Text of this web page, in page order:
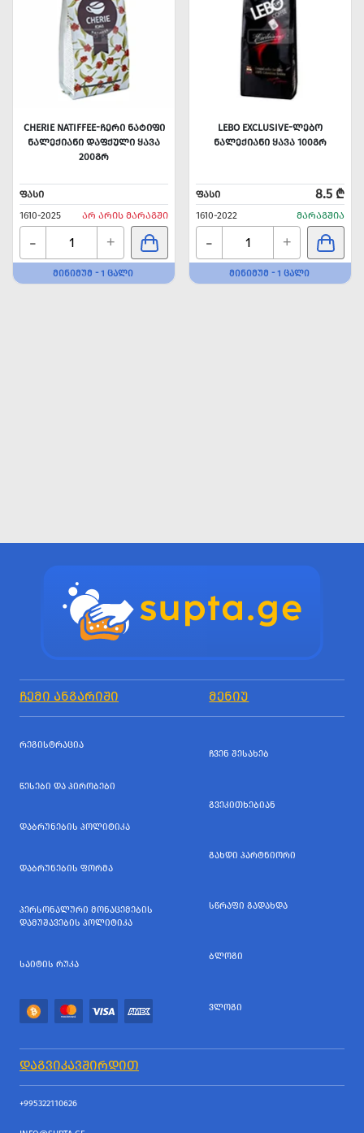
CHERIE NATIFFEE-ᲩᲔᲠᲘ ᲜᲐᲢᲘᲤᲘ
ᲜᲐᲚᲔᲥᲘᲐᲜᲘ ᲓᲐᲤᲥᲣᲚᲘ ᲧᲐᲕᲐ
200ᲒᲠ
ᲤᲐᲡᲘ
1610-2025
ᲐᲠ ᲐᲠᲘᲡ ᲛᲐᲠᲐᲒᲨᲘ
- +
ᲛᲘᲜᲘᲛᲣᲛ - 1 ᲪᲐᲚᲘ
LEBO EXCLUSIVE-ᲚᲔᲑᲝ
ᲜᲐᲚᲔᲥᲘᲐᲜᲘ ᲧᲐᲕᲐ 100ᲒᲠ
ᲤᲐᲡᲘ 8.5 ₾
1610-2022 ᲛᲐᲠᲐᲒᲨᲘᲐ
- +
ᲛᲘᲜᲘᲛᲣᲛ - 1 ᲪᲐᲚᲘ
ᲩᲔᲛᲘ ᲐᲜᲒᲐᲠᲘᲨᲘ ᲛᲔᲜᲘᲣ
ᲠᲔᲒᲘᲡᲢᲠᲐᲪᲘᲐ
ᲬᲔᲡᲔᲑᲘ ᲓᲐ ᲞᲘᲠᲝᲑᲔᲑᲘ
ᲓᲐᲑᲠᲣᲜᲔᲑᲘᲡ ᲞᲝᲚᲘᲢᲘᲙᲐ
ᲓᲐᲑᲠᲣᲜᲔᲑᲘᲡ ᲤᲝᲠᲛᲐ
ᲞᲔᲠᲡᲝᲜᲐᲚᲣᲠᲘ ᲛᲝᲜᲐᲪᲔᲛᲔᲑᲘᲡ
ᲓᲐᲛᲣᲨᲐᲕᲔᲑᲘᲡ ᲞᲝᲚᲘᲢᲘᲙᲐ
ᲡᲐᲘᲢᲘᲡ ᲠᲣᲙᲐ
ᲩᲕᲔᲜ ᲨᲔᲡᲐᲮᲔᲑ
ᲒᲕᲔᲙᲘᲗᲮᲔᲑᲘᲐᲜ
ᲒᲐᲮᲓᲘ ᲞᲐᲠᲢᲜᲘᲝᲠᲘ
ᲡᲬᲠᲐᲤᲘ ᲒᲐᲓᲐᲮᲓᲐ
ᲑᲚᲝᲒᲘ
ᲕᲚᲝᲒᲘ
ᲓᲐᲒᲕᲘᲙᲐᲕᲨᲘᲠᲓᲘᲗ
+995322110626